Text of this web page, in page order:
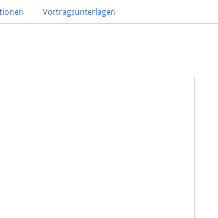
Vortragsunterlagen